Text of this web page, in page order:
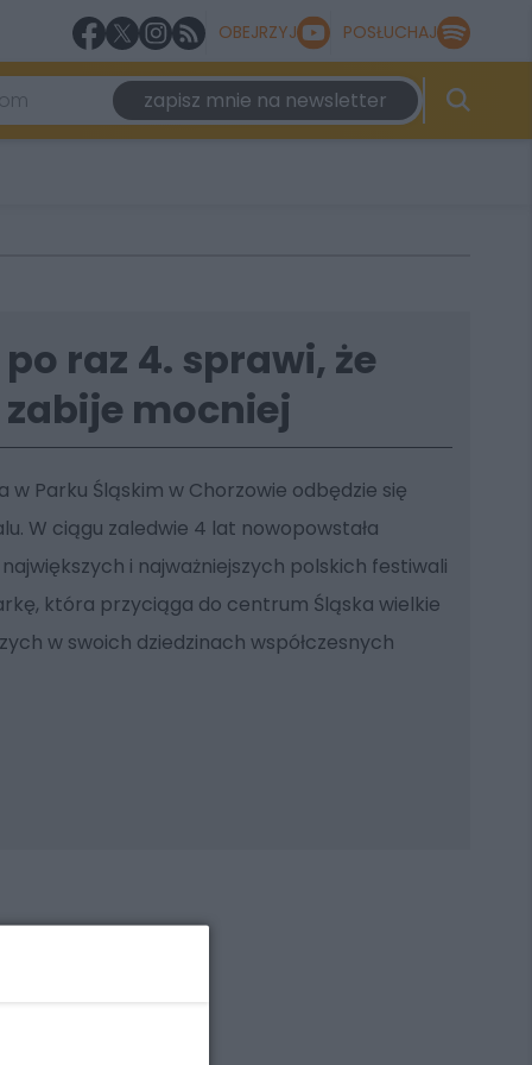
OBEJRZYJ POSŁUCHAJ
zapisz mnie na newsletter
po raz 4. sprawi, że
mocniej
w Parku Śląskim w Chorzowie odbędzie się
W ciągu zaledwie 4 lat nowopowstała
i najważniejszych polskich festiwali
która przyciąga do centrum Śląska wielkie
w swoich dziedzinach współczesnych